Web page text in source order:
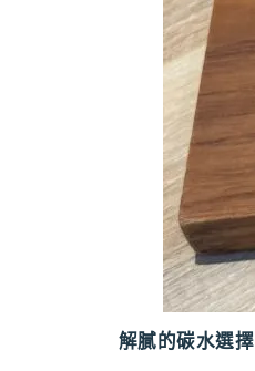
解膩的碳水選擇